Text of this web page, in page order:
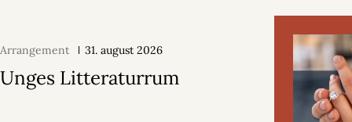
Arrangement 31. august 2026
Unges Litteraturrum